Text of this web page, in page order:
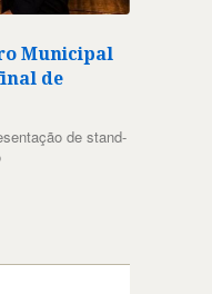
Municipal
de
de stand-